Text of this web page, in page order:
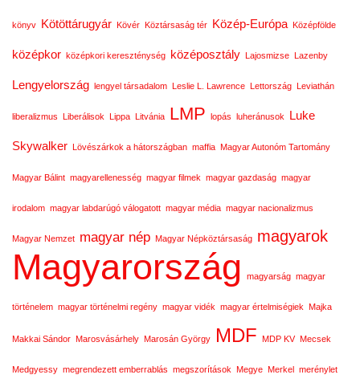
könyv Kötöttárugyár Kövér Köztársaság tér Közép-Európa Középfölde
középkor középkori kereszténység középosztály Lajosmizse Lazenby
Lengyelország lengyel társadalom Leslie L. Lawrence Lettország Leviathán
liberalizmus Liberálisok Lippa Litvánia LMP lopás luheránusok Luke
Skywalker Lövészárkok a hátországban maffia Magyar Autonóm Tartomány
Magyar Bálint magyarellenesség magyar filmek magyar gazdaság magyar
irodalom magyar labdarúgó válogatott magyar média magyar nacionalizmus
Magyar Nemzet magyar nép Magyar Népköztársaság magyarok
Magyarország magyarság magyar
történelem magyar történelmi regény magyar vidék magyar értelmiségiek Majka
Makkai Sándor Marosvásárhely Marosán György MDF MDP KV Mecsek
Medgyessy megrendezett emberrablás megszorítások Megye Merkel merénylet